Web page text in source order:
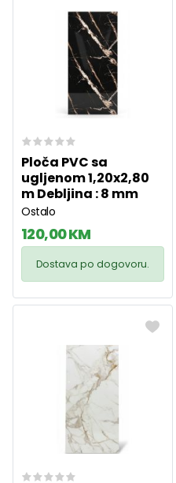
Ploča PVC sa
ugljenom 1,20x2,80
m Debljina : 8 mm
Ostalo
120,00 KM
Dostava po dogovoru.